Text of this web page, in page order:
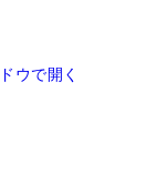
ウで開く